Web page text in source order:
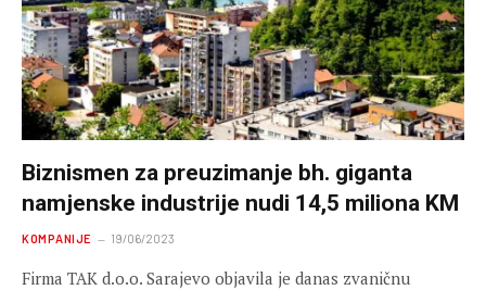
Biznismen za preuzimanje bh. giganta
namjenske industrije nudi 14,5 miliona KM
KOMPANIJE 19/06/2023
Firma TAK d.o.o. Sarajevo objavila je danas zvaničnu